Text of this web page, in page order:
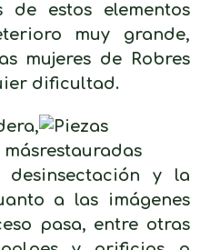
de estos elementos
muy grande,
mujeres de Robres
dificultad.
y la
a las imágenes
pasa, entre otras